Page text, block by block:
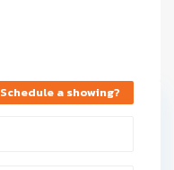
Schedule a showing?